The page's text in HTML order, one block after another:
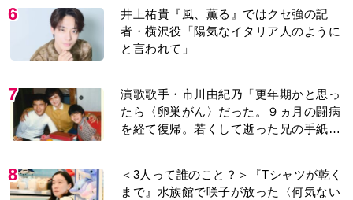
6
井上祐貴『風、薫る』ではクセ強の記
者・横沢役「陽気なイタリア人のように
と言われて」
7
演歌歌手・市川由紀乃「更年期かと思っ
たら〈卵巣がん〉だった。９ヵ月の闘病
を経て復帰。若くして逝った兄の手紙を
8
＜3人って誰のこと？＞『Tシャツが乾く
まで』水族館で咲子が放った〈何気ない